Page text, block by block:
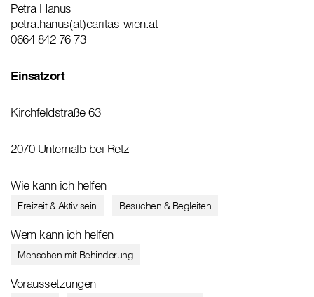
Petra Hanus
petra.hanus(at)caritas-wien.at
0664 842 76 73
Einsatzort
Kirchfeldstraße 63
2070 Unternalb bei Retz
Wie kann ich helfen
Freizeit & Aktiv sein Besuchen & Begleiten
Wem kann ich helfen
Menschen mit Behinderung
Voraussetzungen